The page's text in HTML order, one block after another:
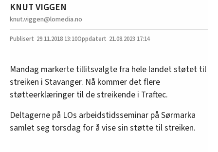
KNUT VIGGEN
knut.viggen@lomedia.no
29.11.2018 13:10 21.08.2023 17:14
Mandag markerte tillitsvalgte fra hele landet støtet til
streiken i Stavanger. Nå kommer det flere
støtteerklæringer til de streikende i Traftec.
Deltagerne på LOs arbeidstidsseminar på Sørmarka
samlet seg torsdag for å vise sin støtte til streiken.